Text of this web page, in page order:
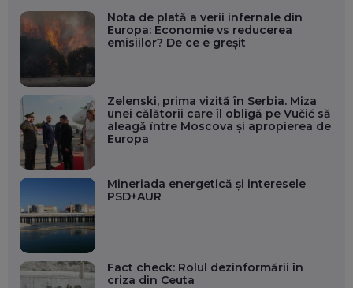
Nota de plată a verii infernale din
Europa: Economie vs reducerea
emisiilor? De ce e greșit
Zelenski, prima vizită în Serbia. Miza
unei călătorii care îl obligă pe Vučić să
aleagă între Moscova și apropierea de
Europa
Mineriada energetică și interesele
PSD+AUR
Fact check: Rolul dezinformării în
criza din Ceuta